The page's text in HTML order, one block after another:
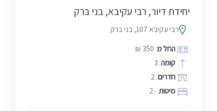
יחידת דיור, רבי עקיבא, בני ברק
רבי עקיבא 107, בני ברק
החל מ: 350 ₪
קומה: 3
חדרים: 2
מיטות: -2